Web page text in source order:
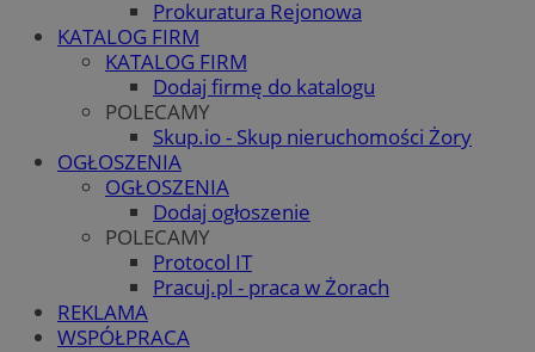
Prokuratura Rejonowa
KATALOG FIRM
KATALOG FIRM
Dodaj firmę do katalogu
POLECAMY
Skup.io - Skup nieruchomości Żory
OGŁOSZENIA
OGŁOSZENIA
Dodaj ogłoszenie
POLECAMY
Protocol IT
Pracuj.pl - praca w Żorach
REKLAMA
WSPÓŁPRACA